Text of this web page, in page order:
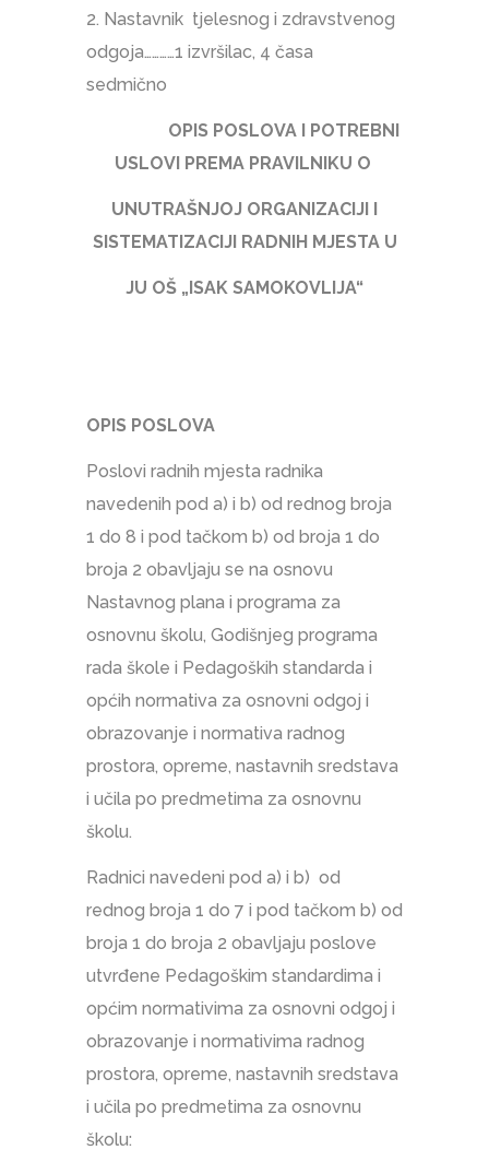
2. Nastavnik tjelesnog i zdravstvenog
odgoja…………1 izvršilac, 4 časa
sedmično
OPIS POSLOVA I POTREBNI
USLOVI PREMA PRAVILNIKU O
UNUTRAŠNJOJ ORGANIZACIJI I
SISTEMATIZACIJI RADNIH MJESTA U
JU OŠ „ISAK SAMOKOVLIJA“
OPIS POSLOVA
Poslovi radnih mjesta radnika
navedenih pod a) i b) od rednog broja
1 do 8 i pod tačkom b) od broja 1 do
broja 2 obavljaju se na osnovu
Nastavnog plana i programa za
osnovnu školu, Godišnjeg programa
rada škole i Pedagoških standarda i
općih normativa za osnovni odgoj i
obrazovanje i normativa radnog
prostora, opreme, nastavnih sredstava
i učila po predmetima za osnovnu
školu.
Radnici navedeni pod a) i b) od
rednog broja 1 do 7 i pod tačkom b) od
broja 1 do broja 2 obavljaju poslove
utvrđene Pedagoškim standardima i
općim normativima za osnovni odgoj i
obrazovanje i normativima radnog
prostora, opreme, nastavnih sredstava
i učila po predmetima za osnovnu
školu: